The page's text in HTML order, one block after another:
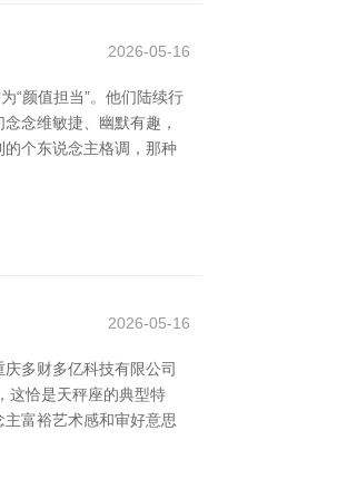
2026-05-16
“颜值担当”。他们陆续行
念维敏捷、幽默有趣，
个东说念主格调，那种
2026-05-16
多财多亿科技有限公司
这恰是天秤座的典型特
富裕艺术感和审好意思